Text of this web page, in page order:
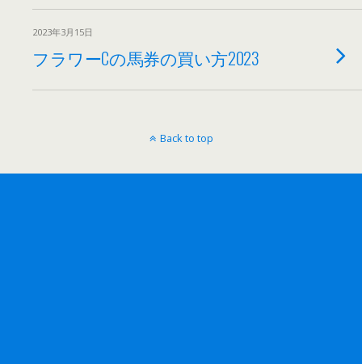
2023年3月15日
フラワーCの馬券の買い方2023
Back to top